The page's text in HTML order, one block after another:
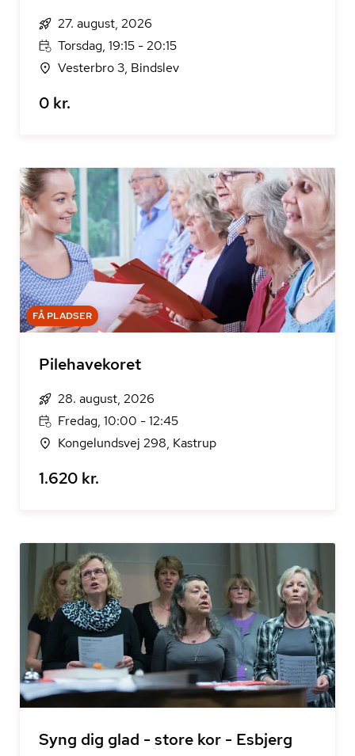
27. august, 2026
Torsdag, 19:15 - 20:15
Vesterbro 3, Bindslev
0 kr.
FÅ PLADSER
Pilehavekoret
28. august, 2026
Fredag, 10:00 - 12:45
Kongelundsvej 298, Kastrup
1.620 kr.
Syng dig glad - store kor - Esbjerg